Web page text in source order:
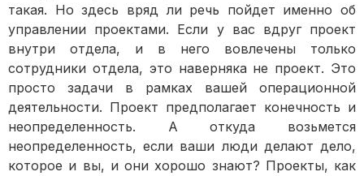
такая. Но здесь вряд ли речь пойдет именно об
управлении проектами. Если у вас вдруг проект
внутри отдела, и в него вовлечены только
сотрудники отдела, это наверняка не проект. Это
просто задачи в рамках вашей операционной
деятельности. Проект предполагает конечность и
неопределенность. А откуда возьмется
неопределенность, если ваши люди делают дело,
которое и вы, и они хорошо знают? Проекты, как